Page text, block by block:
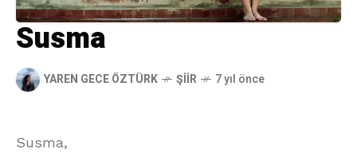
Susma
YAREN GECE ÖZTÜRK ŞIIR 7 yıl önce
Susma,